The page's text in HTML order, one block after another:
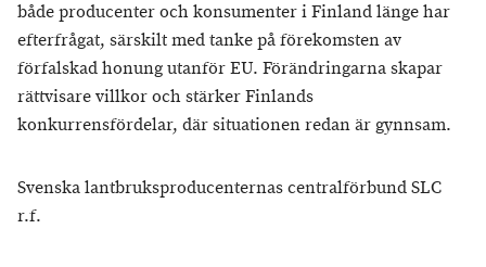
både producenter och konsumenter i Finland länge har
efterfrågat, särskilt med tanke på förekomsten av
förfalskad honung utanför EU. Förändringarna skapar
rättvisare villkor och stärker Finlands
konkurrensfördelar, där situationen redan är gynnsam.
Svenska lantbruksproducenternas centralförbund SLC
r.f.